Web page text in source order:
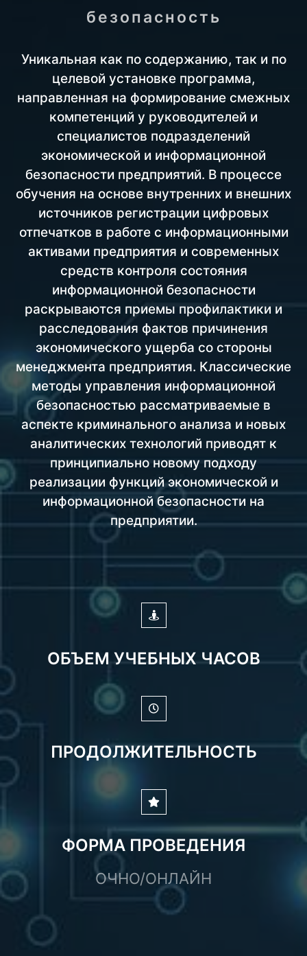
безопасность
Уникальная как по содержанию, так и по
целевой установке программа,
направленная на формирование смежных
компетенций у руководителей и
специалистов подразделений
экономической и информационной
безопасности предприятий. В процессе
обучения на основе внутренних и внешних
источников регистрации цифровых
отпечатков в работе с информационными
активами предприятия и современных
средств контроля состояния
информационной безопасности
раскрываются приемы профилактики и
расследования фактов причинения
экономического ущерба со стороны
менеджмента предприятия. Классические
методы управления информационной
безопасностью рассматриваемые в
аспекте криминального анализа и новых
аналитических технологий приводят к
принципиально новому подходу
реализации функций экономической и
информационной безопасности на
предприятии.
ОБЪЕМ УЧЕБНЫХ ЧАСОВ
ПРОДОЛЖИТЕЛЬНОСТЬ
ФОРМА ПРОВЕДЕНИЯ
ОЧНО/ОНЛАЙН